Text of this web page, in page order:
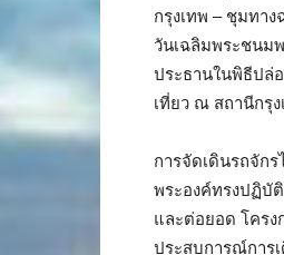
กรุงเทพ – ชุมทาง
วันเฉลิมพระชนม
ประธานในพิธีปล่
เที่ยว ณ สถานีกรุง
การจัดเดินรถจัก
พระองค์ทรงปฏิบั
และต่อยอด โครง
ประสบการณ์การ